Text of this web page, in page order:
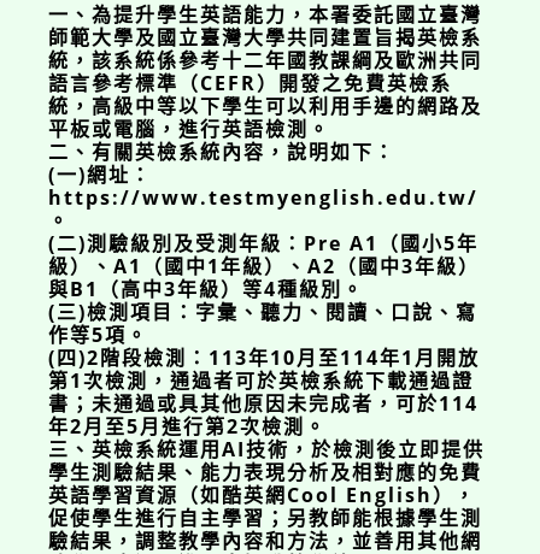
一、為提升學生英語能力，本署委託國立臺灣
師範大學及國立臺灣大學共同建置旨揭英檢系
統，該系統係參考十二年國教課綱及歐洲共同
語言參考標準（CEFR）開發之免費英檢系
統，高級中等以下學生可以利用手邊的網路及
平板或電腦，進行英語檢測。
二、有關英檢系統內容，說明如下：
(一)網址：
https://www.testmyenglish.edu.tw/
。
(二)測驗級別及受測年級：Pre A1（國小5年
級）、A1（國中1年級）、A2（國中3年級）
與B1（高中3年級）等4種級別。
(三)檢測項目：字彙、聽力、閱讀、口說、寫
作等5項。
(四)2階段檢測：113年10月至114年1月開放
第1次檢測，通過者可於英檢系統下載通過證
書；未通過或具其他原因未完成者，可於114
年2月至5月進行第2次檢測。
三、英檢系統運用AI技術，於檢測後立即提供
學生測驗結果、能力表現分析及相對應的免費
英語學習資源（如酷英網Cool English），
促使學生進行自主學習；另教師能根據學生測
驗結果，調整教學內容和方法，並善用其他網